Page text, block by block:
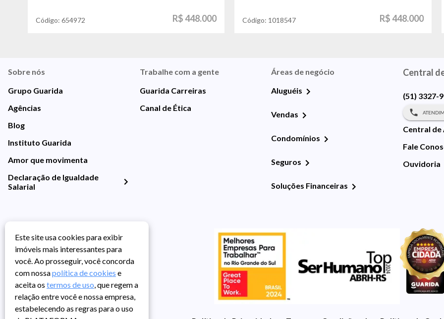
Código: 654972 R$ 448.000 Código: 1018547 R$ 448.000
Sobre nós
Grupo Guarida
Agências
Blog
Instituto Guarida
Amor que movimenta
Declaração de Igualdade
Salarial
Trabalhe com a gente
Guarida Carreiras
Canal de Ética
Áreas de negócio
Aluguéis
Vendas
Condomínios
Seguros
Soluções Financeiras
Central
(51) 3327-
Central de
Fale
Ouvidoria
Este site usa cookies para exibir
imóveis mais interessantes para
você. Ao prosseguir, você concorda
com nossapolítica de cookies e
aceita os termos de uso, que regem a
relação entre você e nossa empresa,
estabelecendo as regras para o uso